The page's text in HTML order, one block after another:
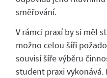
směřování.
V rámci praxí by si měl
možno celou šíři
souvisí šíře výběru
student praxi vykonává.